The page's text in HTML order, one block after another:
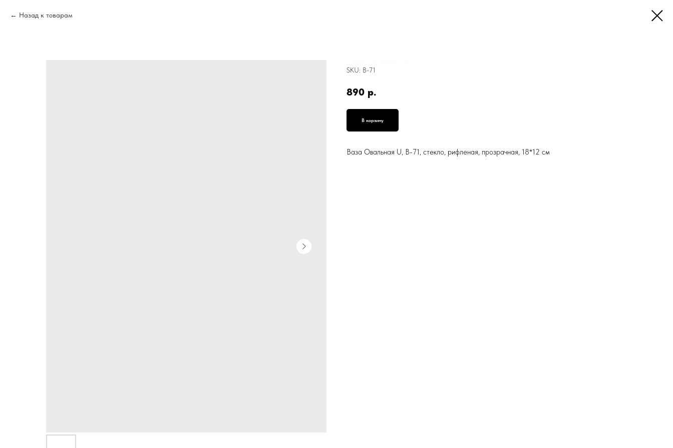
Назад к товарам
SKU: В-71
890 р.
В корзину
Ваза Овальная U, В-71, стекло, рифленая, прозрачная, 18*12 см